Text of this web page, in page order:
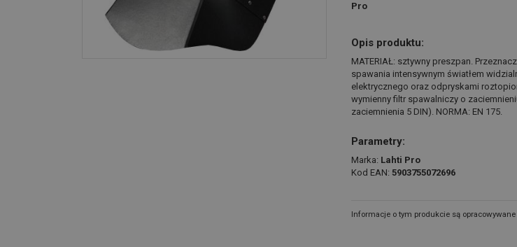
Pro
Opis produktu:
MATERIAŁ: sztywny preszpan.
spawania intensywnym światłem
elektrycznego oraz odpryskami
wymienny filtr spawalniczy o
zaciemnienia 5 DIN). NORMA: EN 175.
Parametry:
Marka: Lahti Pro
Kod EAN: 5903755072696
Informacje o tym produkcie są